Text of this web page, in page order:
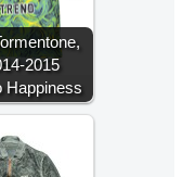
2015
Happiness